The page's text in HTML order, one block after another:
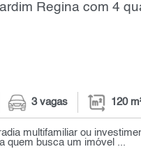
Regina com 4
3 vagas 120
multifamiliar ou
quem busca um imóvel ...